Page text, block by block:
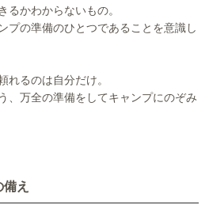
るかわからないもの。
プの準備のひとつであることを意識し
れるのは自分だけ。
、万全の準備をしてキャンプにのぞみ
え